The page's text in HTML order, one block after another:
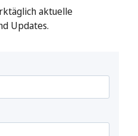
aktuelle
Updates.